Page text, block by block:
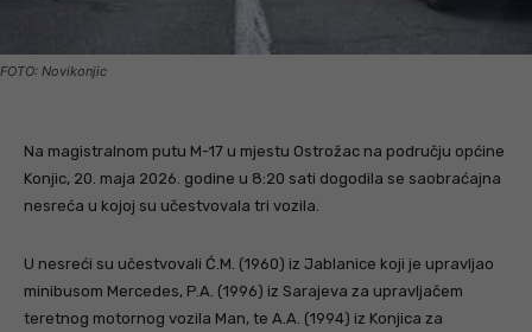
FOTO: Novikonjic
Na magistralnom putu M-17 u mjestu Ostrožac na području općine
Konjic, 20. maja 2026. godine u 8:20 sati dogodila se saobraćajna
nesreća u kojoj su učestvovala tri vozila.
U nesreći su učestvovali Ć.M. (1960) iz Jablanice koji je upravljao
minibusom Mercedes, P.A. (1996) iz Sarajeva za upravljačem
teretnog motornog vozila Man, te A.A. (1994) iz Konjica za